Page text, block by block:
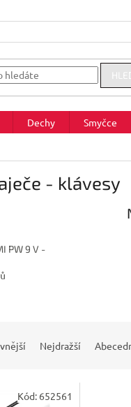
Dechy Smyčce
- klávesy
PW 9 V -
Nejdražší
Kód: 652561